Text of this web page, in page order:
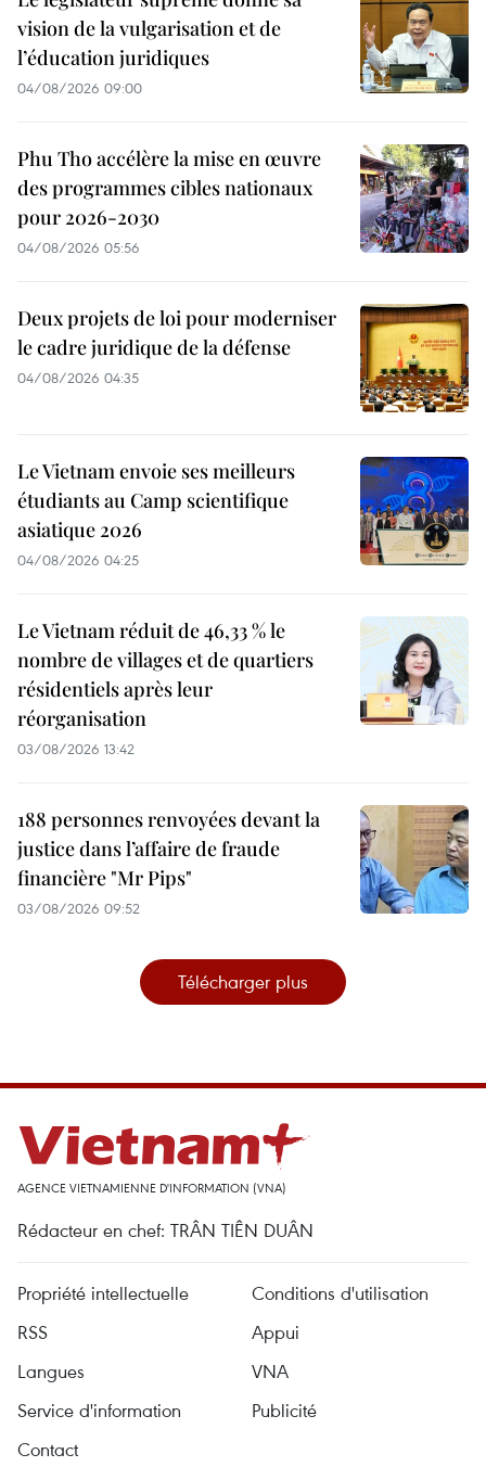
vision de la vulgarisation et de
l’éducation juridiques
04/08/2026 09:00
Phu Tho accélère la mise en œuvre
des programmes cibles nationaux
pour 2026-2030
04/08/2026 05:56
Deux projets de loi pour moderniser
le cadre juridique de la défense
04/08/2026 04:35
Le Vietnam envoie ses meilleurs
étudiants au Camp scientifique
asiatique 2026
04/08/2026 04:25
Le Vietnam réduit de 46,33 % le
nombre de villages et de quartiers
résidentiels après leur
réorganisation
03/08/2026 13:42
188 personnes renvoyées devant la
justice dans l’affaire de fraude
financière "Mr Pips"
03/08/2026 09:52
Télécharger plus
AGENCE VIETNAMIENNE D'INFORMATION (VNA)
Rédacteur en chef: TRÂN TIÊN DUÂN
Propriété intellectuelle
Conditions d'utilisation
RSS
Appui
Langues
VNA
Service d'information
Publicité
Contact